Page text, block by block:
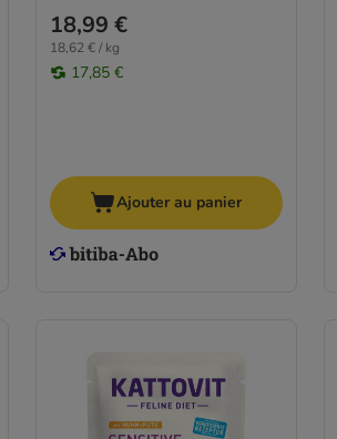
18,99 €
18,62 € / kg
17,85 €
Ajouter au panier